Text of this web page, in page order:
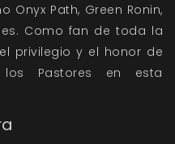
Path, Green Ronin,
Como fan de toda la
privilegio y el honor de
Pastores en esta